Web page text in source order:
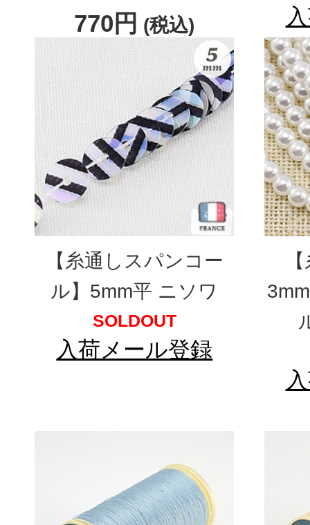
770円 (税込)
【糸通しスパンコー
ル】5mm平 ニソワ
SOLDOUT
入荷メール登録